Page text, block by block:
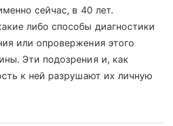
сейчас, в 40 лет.
либо способы диагностики
или опровержения этого
Эти подозрения и, как
к ней разрушают их личную